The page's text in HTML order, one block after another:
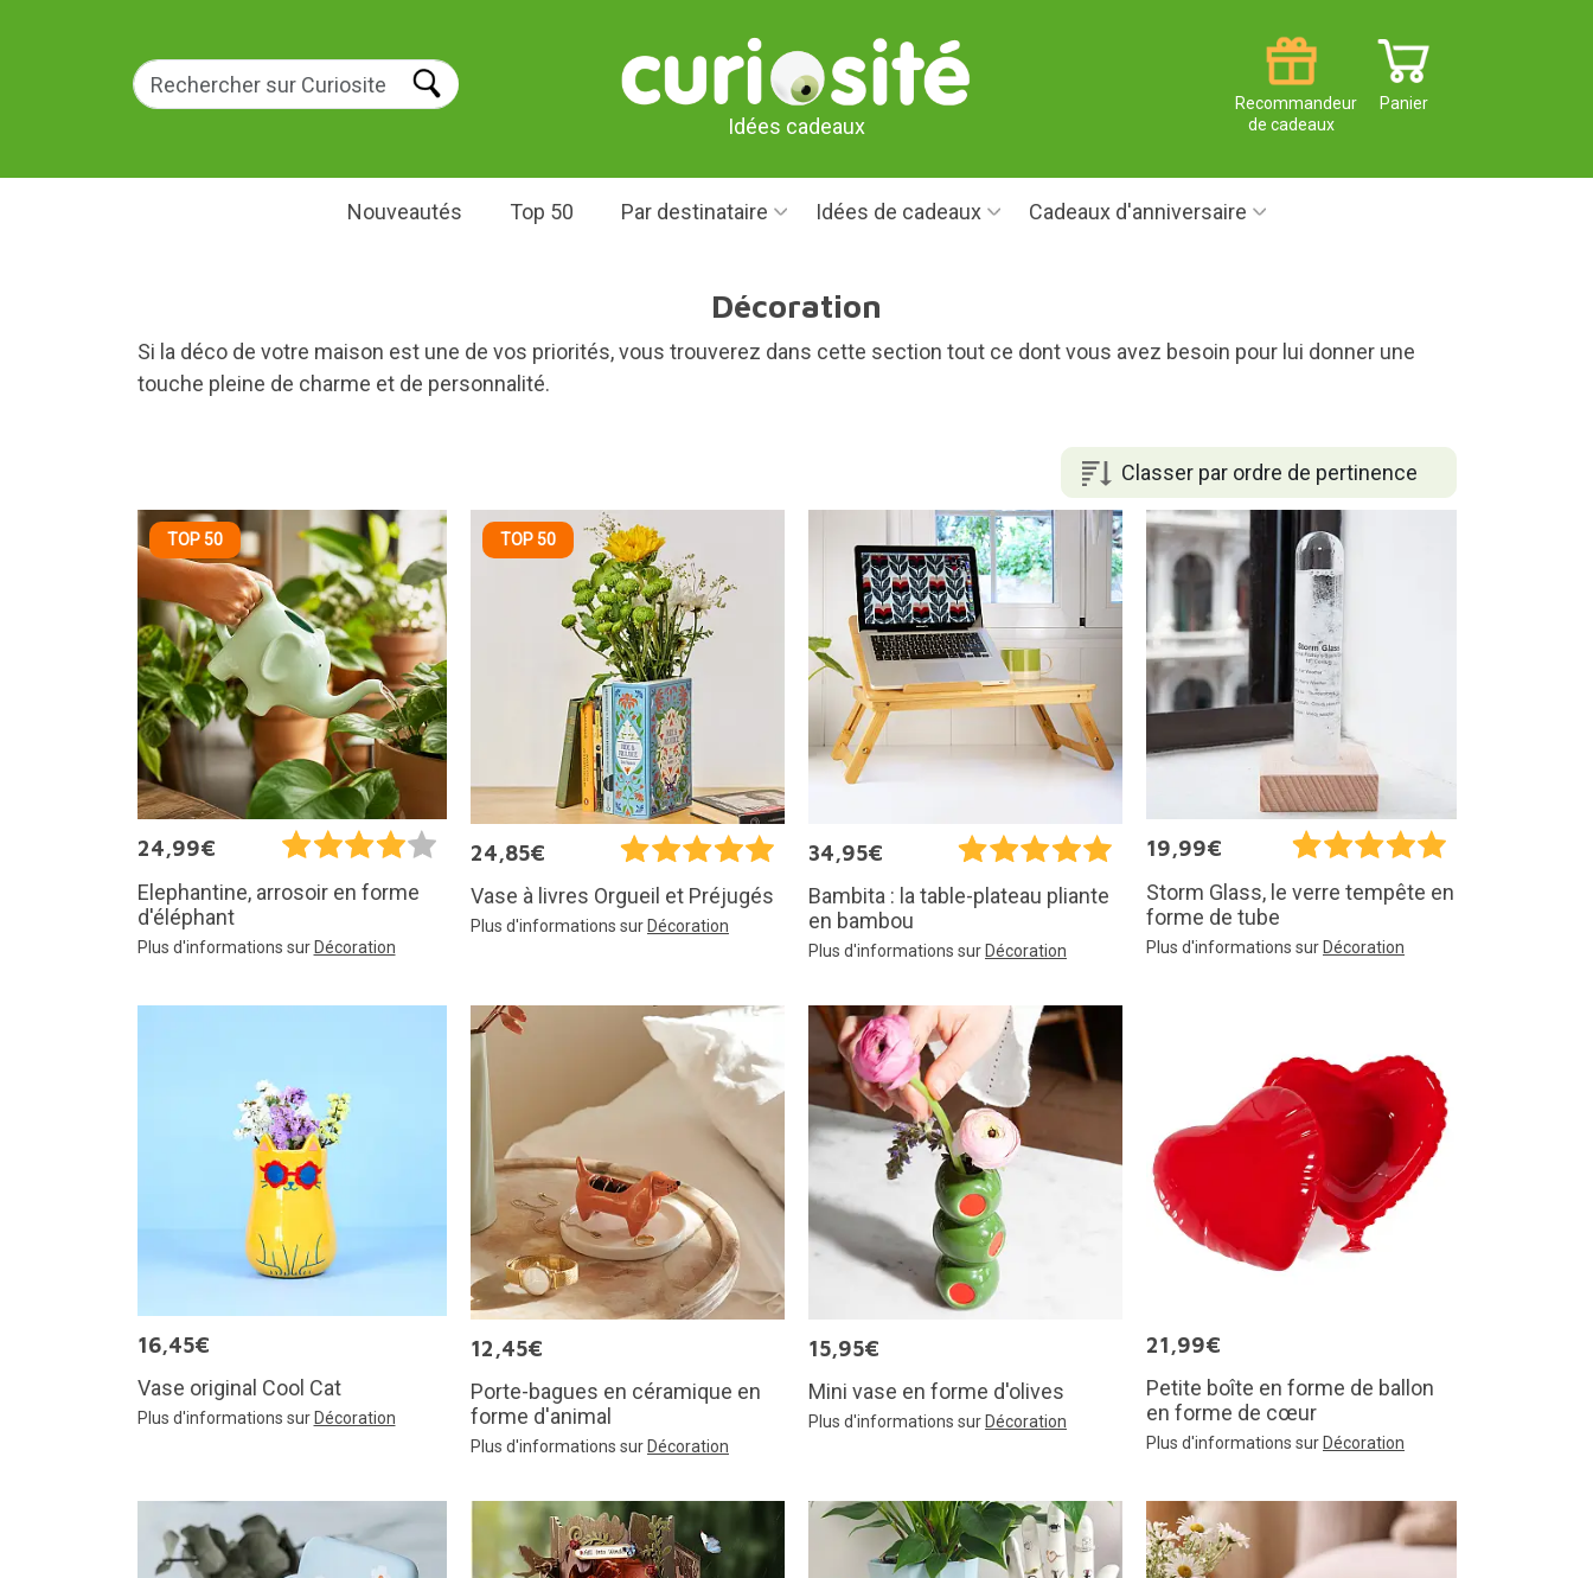
Idées cadeaux
Panier
Recommandeur
de cadeaux
Nouveautés Top 50 Par destinataire Idées de cadeaux Cadeaux d'anniversaire
Décoration
Si la déco de votre maison est une de vos priorités, vous trouverez dans cette section tout ce dont vous avez besoin pour lui donner une
touche pleine de charme et de personnalité.
Classer par ordre de pertinence
TOP 50
24,99€
Elephantine, arrosoir en forme
d'éléphant
Plus d'informations sur Décoration
TOP 50
24,85€
Vase à livres Orgueil et Préjugés
Plus d'informations sur Décoration
34,95€
Bambita : la table-plateau pliante
en bambou
Plus d'informations sur Décoration
19,99€
Storm Glass, le verre tempête en
forme de tube
Plus d'informations sur Décoration
16,45€
Vase original Cool Cat
Plus d'informations sur Décoration
12,45€
Porte-bagues en céramique en
forme d'animal
Plus d'informations sur Décoration
15,95€
Mini vase en forme d'olives
Plus d'informations sur Décoration
21,99€
Petite boîte en forme de ballon
en forme de cœur
Plus d'informations sur Décoration